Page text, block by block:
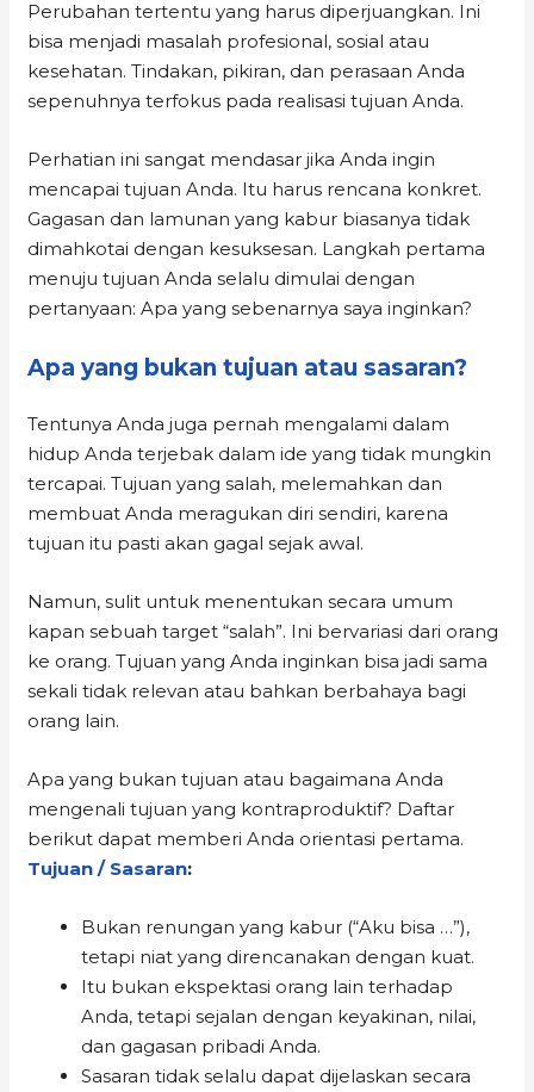
Perubahan tertentu yang harus diperjuangkan. Ini
bisa menjadi masalah profesional, sosial atau
kesehatan. Tindakan, pikiran, dan perasaan Anda
sepenuhnya terfokus pada realisasi tujuan Anda.
Perhatian ini sangat mendasar jika Anda ingin
mencapai tujuan Anda. Itu harus rencana konkret.
Gagasan dan lamunan yang kabur biasanya tidak
dimahkotai dengan kesuksesan. Langkah pertama
menuju tujuan Anda selalu dimulai dengan
pertanyaan: Apa yang sebenarnya saya inginkan?
Apa yang bukan tujuan atau sasaran?
Tentunya Anda juga pernah mengalami dalam
hidup Anda terjebak dalam ide yang tidak mungkin
tercapai. Tujuan yang salah, melemahkan dan
membuat Anda meragukan diri sendiri, karena
tujuan itu pasti akan gagal sejak awal.
Namun, sulit untuk menentukan secara umum
kapan sebuah target “salah”. Ini bervariasi dari orang
ke orang. Tujuan yang Anda inginkan bisa jadi sama
sekali tidak relevan atau bahkan berbahaya bagi
orang lain.
Apa yang bukan tujuan atau bagaimana Anda
mengenali tujuan yang kontraproduktif? Daftar
berikut dapat memberi Anda orientasi pertama.
Tujuan / Sasaran:
Bukan renungan yang kabur (“Aku bisa …”),
tetapi niat yang direncanakan dengan kuat.
Itu bukan ekspektasi orang lain terhadap
Anda, tetapi sejalan dengan keyakinan, nilai,
dan gagasan pribadi Anda.
Sasaran tidak selalu dapat dijelaskan secara